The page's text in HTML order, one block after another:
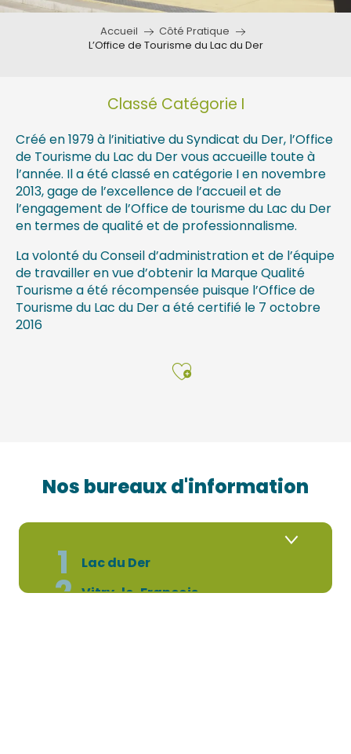
Accueil
Côté Pratique
L’Office de Tourisme du Lac du Der
Classé Catégorie I
Créé en 1979 à l’initiative du Syndicat du Der, l’Office
de Tourisme du Lac du Der vous accueille toute à
l’année. Il a été classé en catégorie I en novembre
2013, gage de l’excellence de l’accueil et de
l’engagement de l’Office de tourisme du Lac du Der
en termes de qualité et de professionnalisme.
La volonté du Conseil d’administration et de l’équipe
de travailler en vue d’obtenir la Marque Qualité
Tourisme a été récompensée puisque l’Office de
Tourisme du Lac du Der a été certifié le 7 octobre
2016
Ajouter aux
Nos bureaux d'information
1 Lac du Der
2 Vitry-le-François